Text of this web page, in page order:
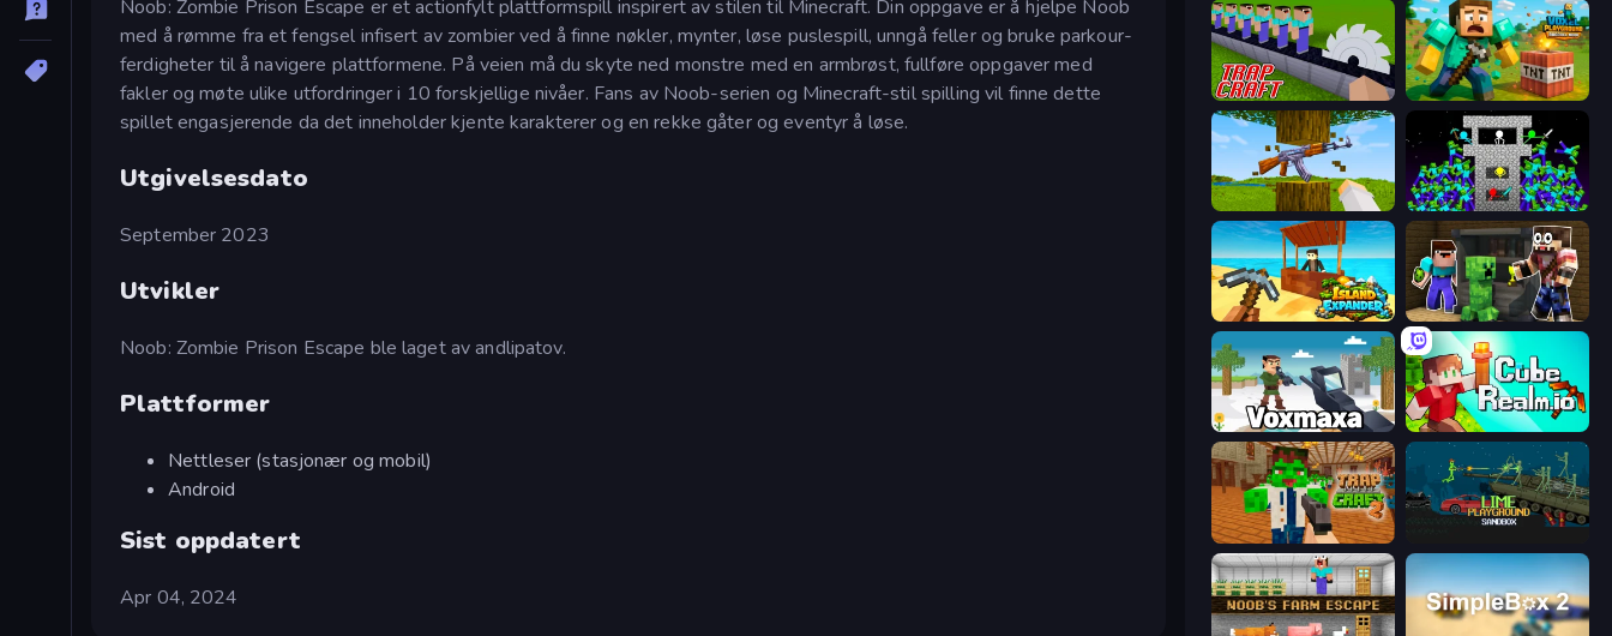
Noob: Zombie Prison Escape er et actionfylt plattformspill inspirert av stilen til Minecraft. Din oppgave er å hjelpe Noob
med å rømme fra et fengsel infisert av zombier ved å finne nøkler, mynter, løse puslespill, unngå feller og bruke parkour-
ferdigheter til å navigere plattformene. På veien må du skyte ned monstre med en armbrøst, fullføre oppgaver med
fakler og møte ulike utfordringer i 10 forskjellige nivåer. Fans av Noob-serien og Minecraft-stil spilling vil finne dette
spillet engasjerende da det inneholder kjente karakterer og en rekke gåter og eventyr å løse.
Utgivelsesdato
September 2023
Utvikler
Noob: Zombie Prison Escape ble laget av andlipatov.
Plattformer
Nettleser (stasjonær og mobil)
Android
Sist oppdatert
Apr 04, 2024
Trap Craft Voxel Playground: Ragdoll Noob
Mine Shooter 3D Stick Epic Fighter
Island Expander Noob Trolls Pro
Voxmaxa CubeRealm.io
Trap Craft 2